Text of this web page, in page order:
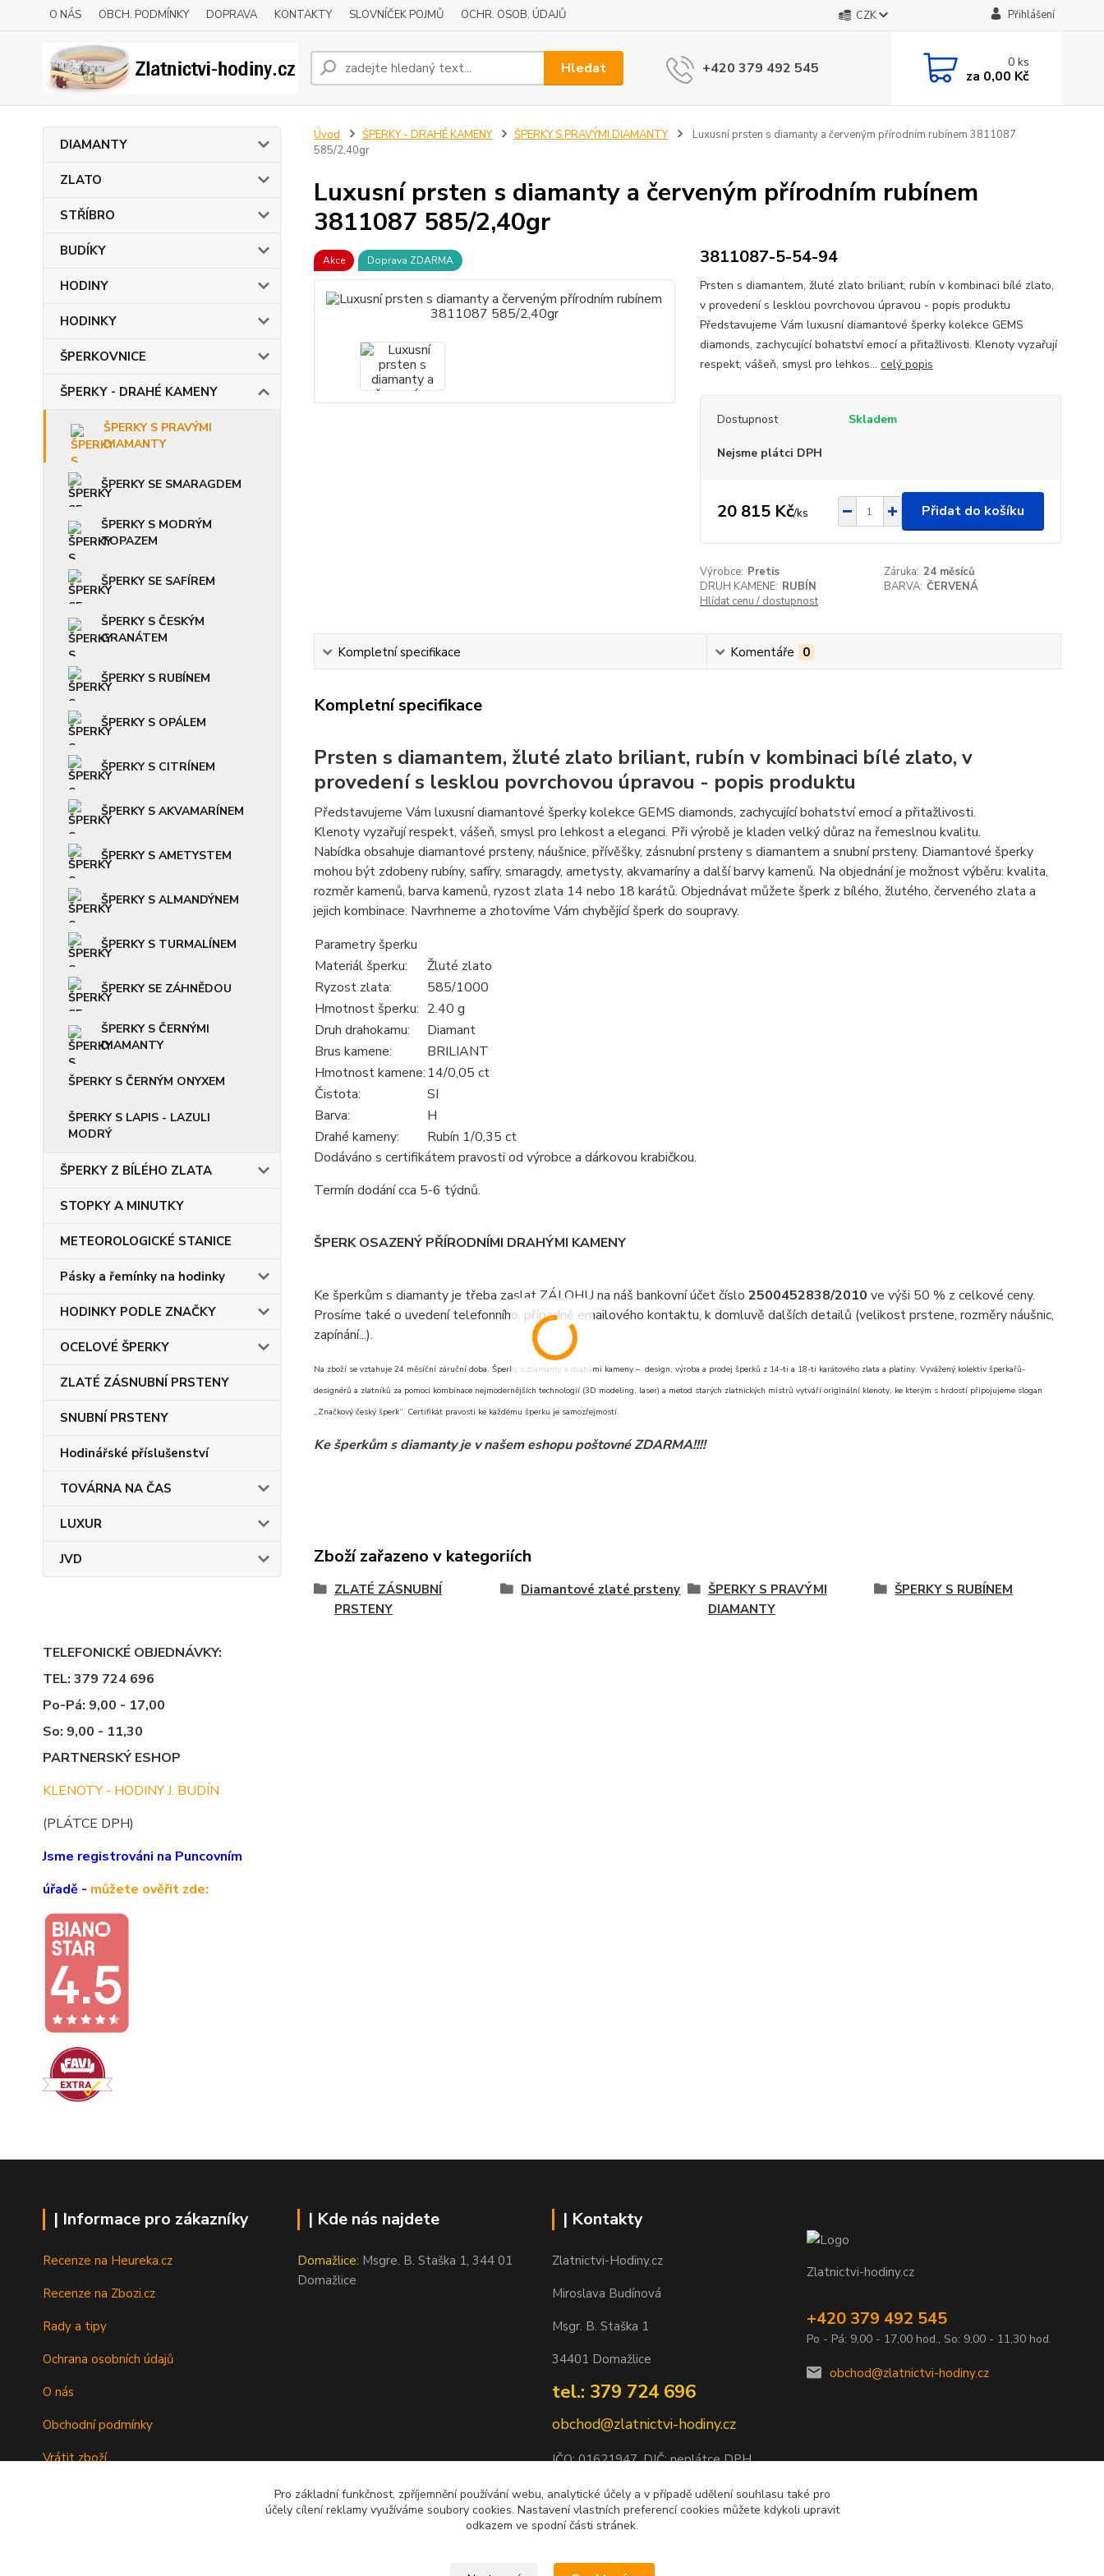
O NÁS OBCH. PODMÍNKY DOPRAVA KONTAKTY SLOVNÍČEK POJMŮ OCHR. OSOB. ÚDAJŮ CZK Přihlášení
Hledat +420 379 492 545 0ks
za 0,00 Kč
DIAMANTY
ZLATO
STŘÍBRO
BUDÍKY
HODINY
HODINKY
ŠPERKOVNICE
ŠPERKY - DRAHÉ KAMENY
ŠPERKY S PRAVÝMI
DIAMANTY
ŠPERKY SE SMARAGDEM
ŠPERKY S MODRÝM
TOPAZEM
ŠPERKY SE SAFÍREM
ŠPERKY S ČESKÝM
GRANÁTEM
ŠPERKY S RUBÍNEM
ŠPERKY S OPÁLEM
ŠPERKY S CITRÍNEM
ŠPERKY S AKVAMARÍNEM
ŠPERKY S AMETYSTEM
ŠPERKY S ALMANDÝNEM
ŠPERKY S TURMALÍNEM
ŠPERKY SE ZÁHNĚDOU
ŠPERKY S ČERNÝMI
DIAMANTY
ŠPERKY S ČERNÝM ONYXEM
ŠPERKY S LAPIS - LAZULI
MODRÝ
ŠPERKY Z BÍLÉHO ZLATA
STOPKY A MINUTKY
METEOROLOGICKÉ STANICE
Pásky a řemínky na hodinky
HODINKY PODLE ZNAČKY
OCELOVÉ ŠPERKY
ZLATÉ ZÁSNUBNÍ PRSTENY
SNUBNÍ PRSTENY
Hodinářské příslušenství
TOVÁRNA NA ČAS
LUXUR
JVD
TELEFONICKÉ OBJEDNÁVKY:
TEL: 379 724 696
Po-Pá: 9,00 - 17,00
So: 9,00 - 11,30
PARTNERSKÝ ESHOP
KLENOTY - HODINY J. BUDÍN
(PLÁTCE DPH)
Jsme registrováni na Puncovním
úřadě - můžete ověřit zde:
Úvod ŠPERKY - DRAHÉ KAMENY ŠPERKY S PRAVÝMI DIAMANTY
Luxusní prsten s diamanty a červeným přírodním rubínem 3811087
585/2,40gr
Luxusní prsten s diamanty a červeným přírodním rubínem
3811087 585/2,40gr
Akce Doprava ZDARMA 3811087-5-54-94
Prsten s diamantem, žluté zlato briliant, rubín v kombinaci bílé zlato,
v provedení s lesklou povrchovou úpravou - popis produktu
Představujeme Vám luxusní diamantové šperky kolekce GEMS
diamonds, zachycující bohatství emocí a přitažlivosti. Klenoty vyzařují
respekt, vášeň, smysl pro lehkos... celý popis
Dostupnost Skladem
Nejsme plátci DPH
20 815 Kč/ks Přidat do košíku
Výrobce: Pretis Záruka: 24 měsíců
DRUH KAMENE: RUBÍN BARVA: ČERVENÁ
Hlídat cenu / dostupnost
Kompletní specifikace Komentáře 0
Kompletní specifikace
Prsten s diamantem, žluté zlato briliant, rubín v kombinaci bílé zlato, v
provedení s lesklou povrchovou úpravou - popis produktu
Představujeme Vám luxusní diamantové šperky kolekce GEMS diamonds, zachycující bohatství emocí a přitažlivosti.
Klenoty vyzařují respekt, vášeň, smysl pro lehkost a eleganci. Při výrobě je kladen velký důraz na řemeslnou kvalitu.
Nabídka obsahuje diamantové prsteny, náušnice, přívěšky, zásnubní prsteny s diamantem a snubní prsteny. Diamantové šperky
mohou být zdobeny rubíny, safíry, smaragdy, ametysty, akvamaríny a další barvy kamenů. Na objednání je možnost výběru: kvalita,
rozměr kamenů, barva kamenů, ryzost zlata 14 nebo 18 karátů. Objednávat můžete šperk z bílého, žlutého, červeného zlata a
jejich kombinace. Navrhneme a zhotovíme Vám chybějící šperk do soupravy.
Parametry šperku
Materiál šperku:
Žluté zlato
Ryzost zlata:
585/1000
Hmotnost šperku: 2.40 g
Druh drahokamu:
Diamant
Brus kamene:
BRILIANT
Hmotnost kamene: 14/0,05 ct
Čistota:
SI
Barva:
H
Drahé kameny:
Rubín 1/0,35 ct
Dodáváno s certifikátem pravosti od výrobce a dárkovou krabičkou.
Termín dodání cca 5-6 týdnů.
ŠPERK OSAZENÝ PŘÍRODNÍMI DRAHÝMI KAMENY
Ke šperkům s diamanty je třeba zaslat ZÁLOHU na náš bankovní účet číslo 2500452838/2010 ve výši 50 % z celkové ceny.
Prosíme také o uvedení telefonního, případně emailového kontaktu, k domluvě dalších detailů (velikost prstene, rozměry náušnic,
zapínání...).
Na zboží se vztahuje 24 měsíční záruční doba. Šperky s diamanty a drahými kameny – design, výroba a prodej šperků z 14-ti a 18-ti karátového zlata a platiny. Vyvážený kolektiv šperkařů-
designérů a zlatníků za pomoci kombinace nejmodernějších technologií (3D modeling, laser) a metod starých zlatnických mistrů vytváří originální klenoty, ke kterým s hrdostí připojujeme slogan
„Značkový český šperk“. Certifikát pravosti ke každému šperku je samozřejmostí.
Ke šperkům s diamanty je v našem eshopu poštovné ZDARMA!!!!
Zboží zařazeno v kategoriích
ZLATÉ ZÁSNUBNÍ
PRSTENY
Diamantové zlaté prsteny
ŠPERKY S PRAVÝMI
DIAMANTY
ŠPERKY S RUBÍNEM
| Informace pro zákazníky
Recenze na Heureka.cz
Recenze na Zbozi.cz
Rady a tipy
Ochrana osobních údajů
O nás
Obchodní podmínky
Vrátit zboží
| Kde nás najdete
Domažlice: Msgre. B. Staška 1, 344 01
Domažlice
| Kontakty
Zlatnictvi-Hodiny.cz
Miroslava Budínová
Msgr. B. Staška 1
34401 Domažlice
tel.: 379 724 696
obchod@zlatnictvi-hodiny.cz
IČO: 01621947, DIČ: neplátce DPH
Bankovní spojení: 2500452838/2010
Zlatnictvi-hodiny.cz
+420 379 492 545
Po - Pá: 9,00 - 17,00 hod., So: 9,00 - 11,30 hod.
obchod@zlatnictvi-hodiny.cz
Pro základní funkčnost, zpříjemnění používání webu, analytické účely a v případě udělení souhlasu také pro
účely cílení reklamy využíváme soubory cookies. Nastavení vlastních preferencí cookies můžete kdykoli upravit
odkazem ve spodní části stránek.